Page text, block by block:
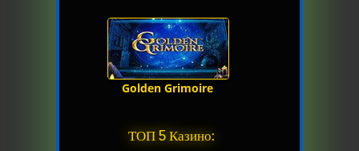
Golden Grimoire
ТОП 5 Казино: